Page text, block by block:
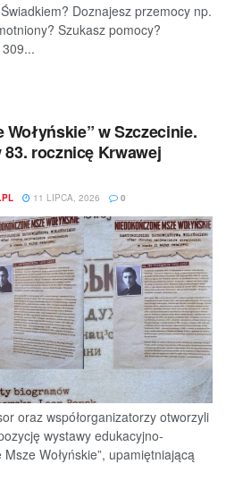
Doznajesz przemocy np.
Szukasz pomocy?
w Szczecinie.
rocznicę Krwawej
11 LIPCA, 2026 0
oraz współorganizatorzy otworzyli
wystawy edukacyjno-
Wołyńskie”, upamiętniającą